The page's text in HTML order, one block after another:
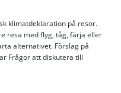
klimatdeklaration på resor.
resa med flyg, tåg, färja eller
alternativet. Förslag på
Frågor att diskutera till